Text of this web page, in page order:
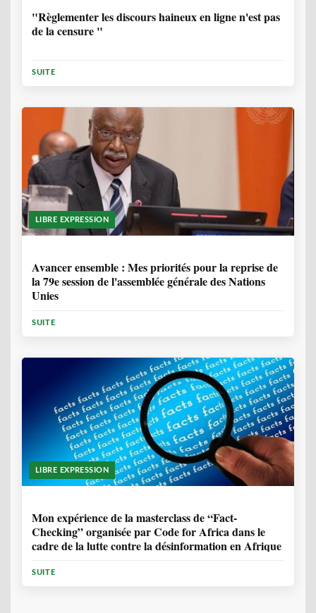
"Règlementer les discours haineux en ligne n'est pas
de la censure "
SUITE
LIBRE EXPRESSION
Avancer ensemble : Mes priorités pour la reprise de
la 79e session de l'assemblée générale des Nations
Unies
SUITE
LIBRE EXPRESSION
Mon expérience de la masterclass de “Fact-
Checking” organisée par Code for Africa dans le
cadre de la lutte contre la désinformation en Afrique
SUITE